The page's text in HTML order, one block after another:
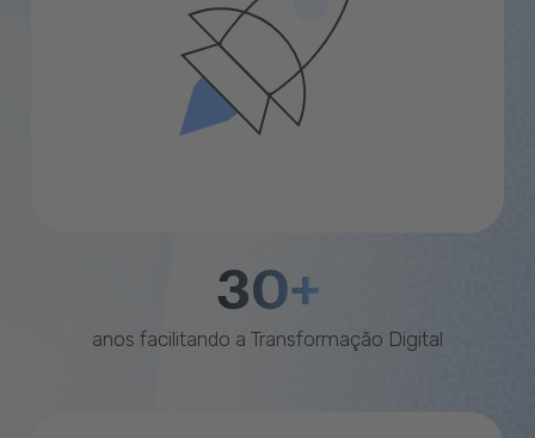
30+
anos facilitando a Transformação Digital